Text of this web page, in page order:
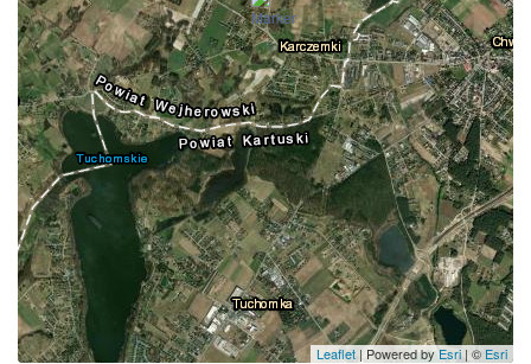
Leaflet | Powered by Esri | © Esri